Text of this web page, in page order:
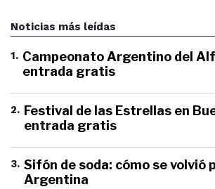
Noticias más leídas
1. Campeonato Argentino del
entrada gratis
2. Festival de las Estrellas en
entrada gratis
3. Sifón de soda: cómo se volvió
Argentina